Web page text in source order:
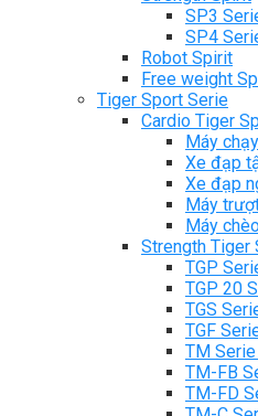
SP3
SP4
Robot Spirit
Free weight
Tiger Sport Serie
Cardio Tiger
Máy
Xe đạp
Xe đạp
Máy
Máy
Strength Tiger
TGP
TGP 20
TGS
TGF
TM
TM-FB
TM-FD